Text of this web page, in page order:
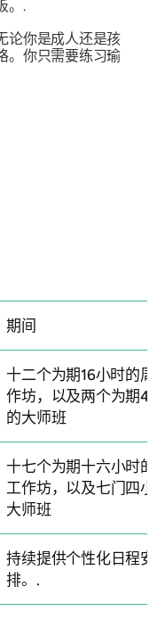
。.
论你是成人还是孩
。你只需要练习瑜
期间
十二个为期16小时的周
作坊，以及两个为期4
的大师班
十七个为期十六小时的
工作坊，以及七门四小
大师班
持续提供个性化日程安
排。.